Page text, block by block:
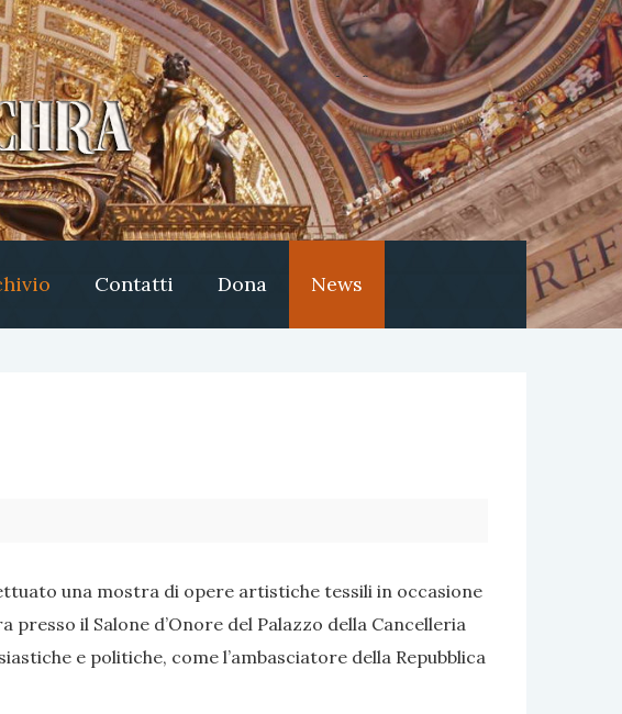
Contatti Dona News
una mostra di opere artistiche tessili in occasione
il Salone d’Onore del Palazzo della Cancelleria
e politiche, come l’ambasciatore della Repubblica